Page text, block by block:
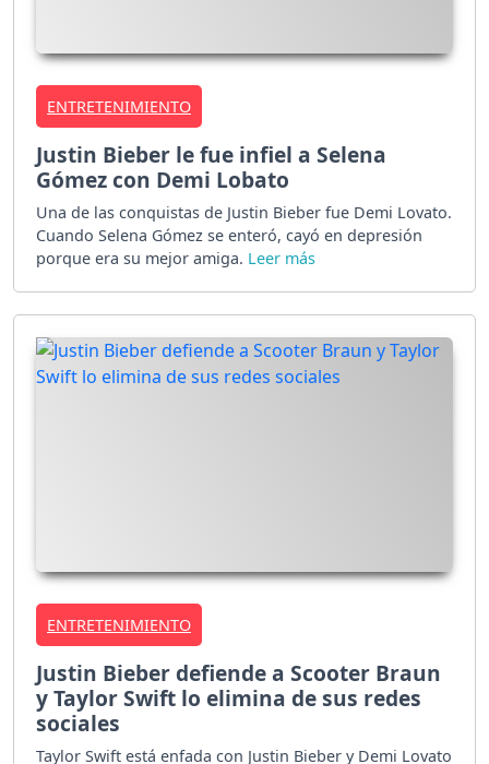
ENTRETENIMIENTO
Justin Bieber le fue infiel a Selena
Gómez con Demi Lobato
Una de las conquistas de Justin Bieber fue Demi Lovato.
Cuando Selena Gómez se enteró, cayó en depresión
porque era su mejor amiga.
ENTRETENIMIENTO
Justin Bieber defiende a Scooter Braun
y Taylor Swift lo elimina de sus redes
sociales
Taylor Swift está enfada con Justin Bieber y Demi Lovato